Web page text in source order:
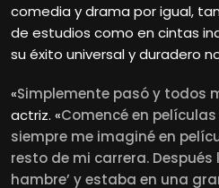
comedia y drama por igual,
de estudios como en cintas
su éxito universal y duradero
«Simplemente pasó y todos
actriz. «Comencé en
siempre me imaginé en
resto de mi carrera. Después
hambre’ y estaba en una